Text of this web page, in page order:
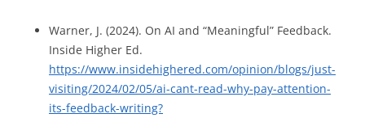
Warner, J. (2024). On AI and “Meaningful” Feedback.
Inside Higher Ed.
https://www.insidehighered.com/opinion/blogs/just-
visiting/2024/02/05/ai-cant-read-why-pay-attention-
its-feedback-writing?